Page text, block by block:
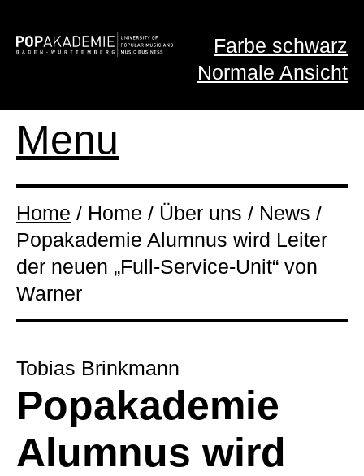
Farbe schwarz
Normale Ansicht
Menu
Home / Home / Über uns / News /
Popakademie Alumnus wird Leiter
der neuen „Full-Service-Unit“ von
Warner
Tobias Brinkmann
Popakademie
Alumnus wird